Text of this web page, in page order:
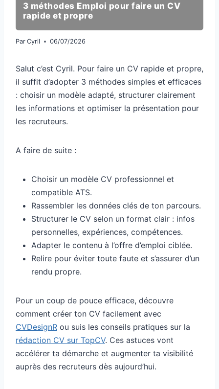
3 méthodes Emploi pour faire un CV
rapide et propre
Par Cyril 06/07/2026
Salut c’est Cyril. Pour faire un CV rapide et propre,
il suffit d’adopter 3 méthodes simples et efficaces
: choisir un modèle adapté, structurer clairement
les informations et optimiser la présentation pour
les recruteurs.
A faire de suite :
Choisir un modèle CV professionnel et
compatible ATS.
Rassembler les données clés de ton parcours.
Structurer le CV selon un format clair : infos
personnelles, expériences, compétences.
Adapter le contenu à l’offre d’emploi ciblée.
Relire pour éviter toute faute et s’assurer d’un
rendu propre.
Pour un coup de pouce efficace, découvre
comment créer ton CV facilement avec
CVDesignR ou suis les conseils pratiques sur la
rédaction CV sur TopCV. Ces astuces vont
accélérer ta démarche et augmenter ta visibilité
auprès des recruteurs dès aujourd’hui.